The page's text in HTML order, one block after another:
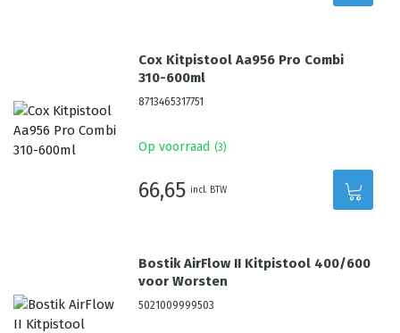
Cox Kitpistool Aa956 Pro Combi
310-600ml
8713465317751
Op voorraad (3)
66,65 incl. BTW
Bostik AirFlow II Kitpistool 400/600
voor Worsten
5021009999503